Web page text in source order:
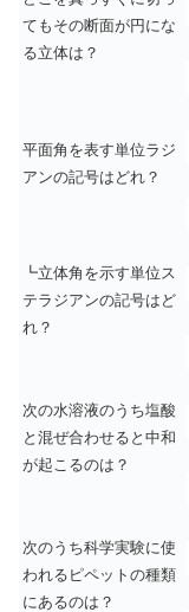
てもその断面が円にな
る立体は？
平面角を表す単位ラジ
アンの記号はどれ？
┗立体角を示す単位ス
テラジアンの記号はど
れ？
次の水溶液のうち塩酸
と混ぜ合わせると中和
が起こるのは？
次のうち科学実験に使
われるピペットの種類
にあるのは？